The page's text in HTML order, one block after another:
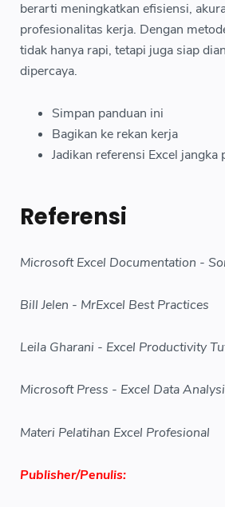
berarti meningkatkan efisiensi,
profesionalitas kerja. Dengan
tidak hanya rapi, tetapi juga siap
dipercaya.
Simpan panduan ini
Bagikan ke rekan kerja
Jadikan referensi Excel jangka
Referensi
Microsoft Excel Documentation -
Bill Jelen - MrExcel Best Practices
Leila Gharani - Excel Productivity
Microsoft Press - Excel Data
Materi Pelatihan Excel Profesional
Publisher/Penulis: